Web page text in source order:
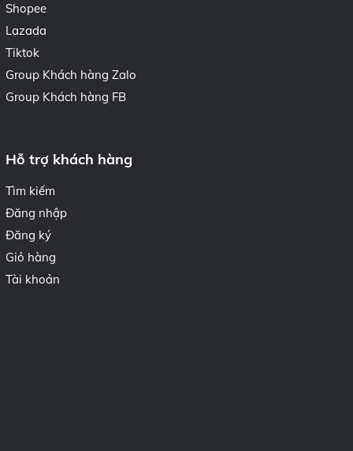
Shopee
Lazada
Tiktok
Group Khách hàng Zalo
Group Khách hàng FB
Hỗ trợ khách hàng
Tìm kiếm
Đăng nhập
Đăng ký
Giỏ hàng
Tài khoản